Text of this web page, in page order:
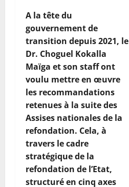
A la tête du
gouvernement de
transition depuis 2021, le
Dr. Choguel Kokalla
Maïga et son staff ont
voulu mettre en œuvre
les recommandations
retenues à la suite des
Assises nationales de la
refondation. Cela, à
travers le cadre
stratégique de la
refondation de l’Etat,
structuré en cinq axes